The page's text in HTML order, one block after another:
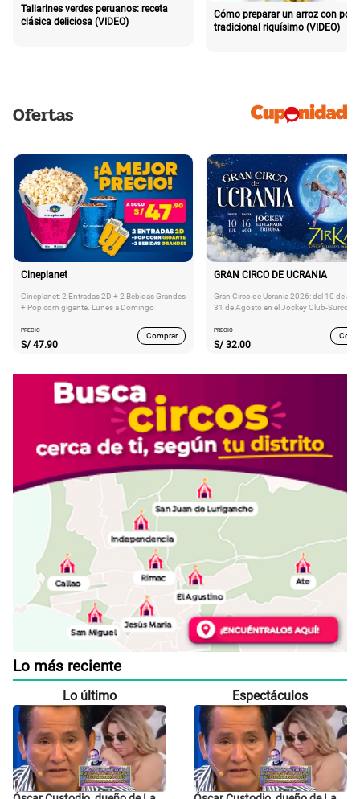
Tallarines verdes peruanos: receta
clásica deliciosa (VIDEO)
Cómo preparar un arroz con pollo
tradicional riquísimo (VIDEO)
Ofertas
Cineplanet
Cineplanet: 2 Entradas 2D + 2 Bebidas Grandes
+ Pop corn gigante. Lunes a Domingo
PRECIO
S/ 47.90
Comprar
GRAN CIRCO DE UCRANIA
Gran Circo de Ucrania 2026: del 10 de
31 de Agosto en el Jockey Club-Surco
PRECIO
S/ 32.00
Lo más reciente
Lo último Espectáculos